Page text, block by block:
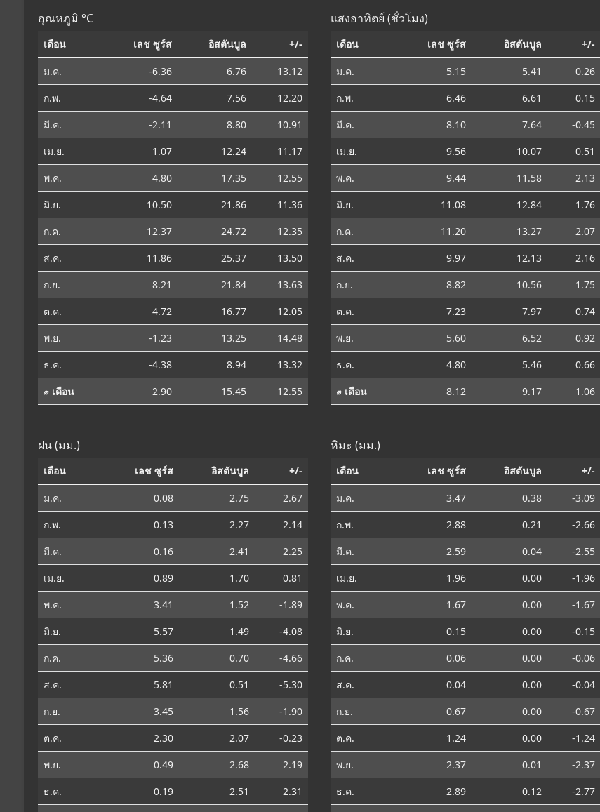
อุณหภูมิ °C
เดือน เลช ซูร์ส อิสตันบูล +/-
ม.ค. -6.36 6.76
13.12
ก.พ.
-4.64 7.56
12.20
มี.ค.
-2.11 8.80
10.91
เม.ย.
1.07 12.24
11.17
พ.ค.
4.80 17.35
12.55
มิ.ย.
10.50 21.86
11.36
ก.ค.
12.37 24.72
12.35
ส.ค.
11.86 25.37
13.50
ก.ย.
8.21 21.84
13.63
ต.ค.
4.72 16.77
12.05
พ.ย.
-1.23 13.25
14.48
ธ.ค.
-4.38 8.94
13.32
⌀ เดือน
2.90 15.45 12.55
แสงอาทิตย์ (ชั่วโมง)
เดือน เลช ซูร์ส อิสตันบูล +/-
ม.ค. 5.15 5.41
0.26
ก.พ.
6.46 6.61
0.15
มี.ค.
8.10 7.64
-0.45
เม.ย.
9.56 10.07
0.51
พ.ค.
9.44 11.58
2.13
มิ.ย.
11.08 12.84
1.76
ก.ค.
11.20 13.27
2.07
ส.ค.
9.97 12.13
2.16
ก.ย.
8.82 10.56
1.75
ต.ค.
7.23 7.97
0.74
พ.ย.
5.60 6.52
0.92
ธ.ค.
4.80 5.46
0.66
⌀ เดือน
8.12 9.17 1.06
ฝน (มม.)
เดือน เลช ซูร์ส อิสตันบูล +/-
ม.ค. 0.08 2.75
2.67
ก.พ.
0.13 2.27
2.14
มี.ค.
0.16 2.41
2.25
เม.ย.
0.89 1.70
0.81
พ.ค.
3.41 1.52
-1.89
มิ.ย.
5.57 1.49
-4.08
ก.ค.
5.36 0.70
-4.66
ส.ค.
5.81 0.51
-5.30
ก.ย.
3.45 1.56
-1.90
ต.ค.
2.30 2.07
-0.23
พ.ย.
0.49 2.68
2.19
ธ.ค.
0.19 2.51
2.31
หิมะ (มม.)
เดือน เลช ซูร์ส อิสตันบูล +/-
ม.ค. 3.47 0.38
-3.09
ก.พ.
2.88 0.21
-2.66
มี.ค.
2.59 0.04
-2.55
เม.ย.
1.96 0.00
-1.96
พ.ค.
1.67 0.00
-1.67
มิ.ย.
0.15 0.00
-0.15
ก.ค.
0.06 0.00
-0.06
ส.ค.
0.04 0.00
-0.04
ก.ย.
0.67 0.00
-0.67
ต.ค.
1.24 0.00
-1.24
พ.ย.
2.37 0.01
-2.37
ธ.ค.
2.89 0.12
-2.77